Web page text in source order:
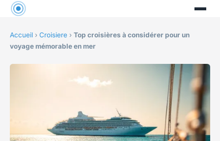
Accueil › Croisiere › Top croisières à considérer pour un
voyage mémorable en mer